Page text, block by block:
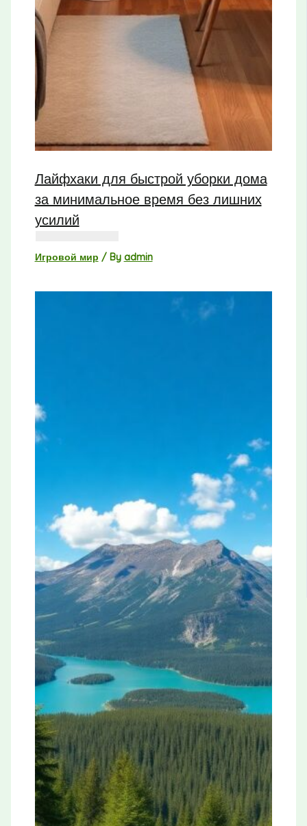
Лайфхаки для быстрой уборки дома
за минимальное время без лишних
усилий
Игровой мир / By admin